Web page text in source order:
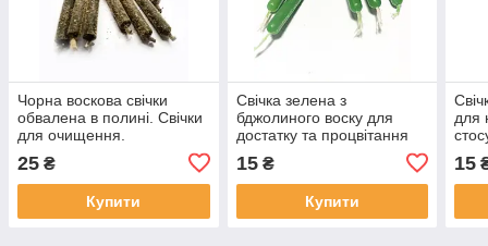
Чорна воскова свічки
обвалена в полині. Свічки
для очищення.
25 ₴
Купити
Свічка зелена з
бджолиного воску для
достатку та процвітання
ритуальна від виробника
15₴
Купити
для
15